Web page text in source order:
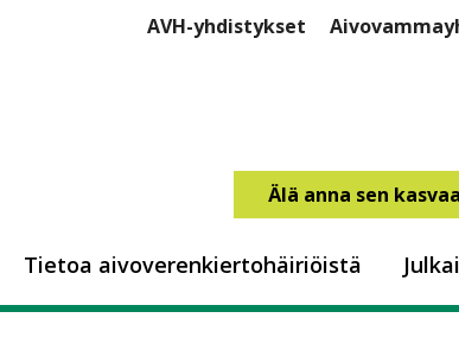
AVH-yhdistykset
Älä anna sen kasvaa
Tietoa aivoverenkiertohäiriöistä
joulua